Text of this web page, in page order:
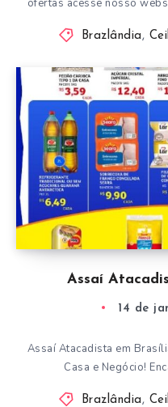
ofertas acesse nosso
Brazlândia ,
Assaí
14 de
Assaí Atacadista em
Casa e Negócio!
Brazlândia ,